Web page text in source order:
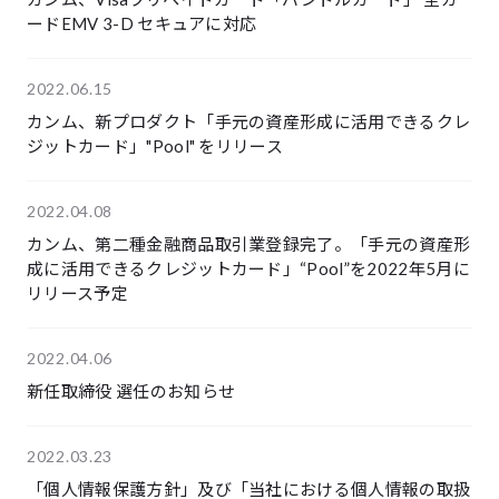
ードEMV 3-D セキュアに対応
2022.06.15
カンム、新プロダクト「手元の資産形成に活用できるクレ
ジットカード」"Pool" をリリース
2022.04.08
カンム、第二種金融商品取引業登録完了。「手元の資産形
成に活用できるクレジットカード」“Pool”を2022年5月に
リリース予定
2022.04.06
新任取締役 選任のお知らせ
2022.03.23
「個人情報保護方針」及び「当社における個人情報の取扱